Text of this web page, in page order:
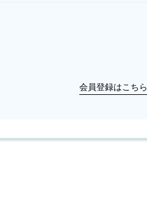
会員登録はこちら